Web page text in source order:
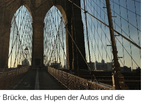
Brücke, das Hupen der Autos und die